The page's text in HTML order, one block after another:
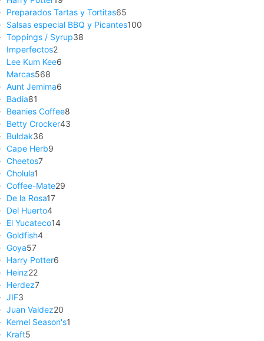
Preparados Tartas y Tortitas65
Salsas especial BBQ y Picantes100
Toppings / Syrup38
Imperfectos2
Lee Kum Kee6
Marcas568
Aunt Jemima6
Badia81
Beanies Coffee8
Betty Crocker43
Buldak36
Cape Herb9
Cheetos7
Cholula1
Coffee-Mate29
De la Rosa17
Del Huerto4
El Yucateco14
Goldfish4
Goya57
Harry Potter6
Heinz22
Herdez7
JIF3
Juan Valdez20
Kernel Season's1
Kraft5